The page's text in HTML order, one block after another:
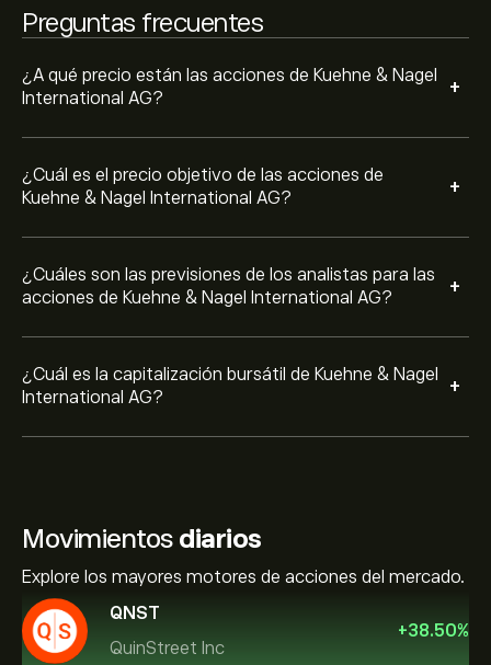
Preguntas frecuentes
¿A qué precio están las acciones de Kuehne & Nagel
International AG?
+
¿Cuál es el precio objetivo de las acciones de
Kuehne & Nagel International AG?
+
¿Cuáles son las previsiones de los analistas para las
acciones de Kuehne & Nagel International AG?
+
¿Cuál es la capitalización bursátil de Kuehne & Nagel
International AG?
+
Movimientos diarios
Explore los mayores motores de acciones del mercado.
QNST
QuinStreet Inc
+38.50%